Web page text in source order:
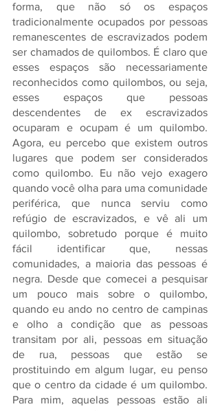
forma, que não só os espaços
tradicionalmente ocupados por pessoas
remanescentes de escravizados podem
ser chamados de quilombos. É claro que
esses espaços são necessariamente
reconhecidos como quilombos, ou seja,
esses espaços que pessoas
descendentes de ex escravizados
ocuparam e ocupam é um quilombo.
Agora, eu percebo que existem outros
lugares que podem ser considerados
como quilombo. Eu não vejo exagero
quando você olha para uma comunidade
periférica, que nunca serviu como
refúgio de escravizados, e vê ali um
quilombo, sobretudo porque é muito
fácil identificar que, nessas
comunidades, a maioria das pessoas é
negra. Desde que comecei a pesquisar
um pouco mais sobre o quilombo,
quando eu ando no centro de campinas
e olho a condição que as pessoas
transitam por ali, pessoas em situação
de rua, pessoas que estão se
prostituindo em algum lugar, eu penso
que o centro da cidade é um quilombo.
Para mim, aquelas pessoas estão ali